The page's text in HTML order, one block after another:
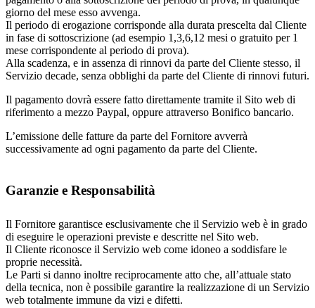
giorno del mese esso avvenga.
Il periodo di erogazione corrisponde alla durata prescelta dal Cliente
in fase di sottoscrizione (ad esempio 1,3,6,12 mesi o gratuito per 1
mese corrispondente al periodo di prova).
Alla scadenza, e in assenza di rinnovi da parte del Cliente stesso, il
Servizio decade, senza obblighi da parte del Cliente di rinnovi futuri.
Il pagamento dovrà essere fatto direttamente tramite il Sito web di
riferimento a mezzo Paypal, oppure attraverso Bonifico bancario.
L’emissione delle fatture da parte del Fornitore avverrà
successivamente ad ogni pagamento da parte del Cliente.
Garanzie e Responsabilità
Il Fornitore garantisce esclusivamente che il Servizio web è in grado
di eseguire le operazioni previste e descritte nel Sito web.
Il Cliente riconosce il Servizio web come idoneo a soddisfare le
proprie necessità.
Le Parti si danno inoltre reciprocamente atto che, all’attuale stato
della tecnica, non è possibile garantire la realizzazione di un Servizio
web totalmente immune da vizi e difetti.